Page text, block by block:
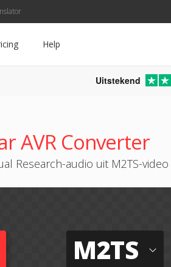
Help
Uitstekend
AVR Converter
Research-audio uit M2TS-video
M2TS